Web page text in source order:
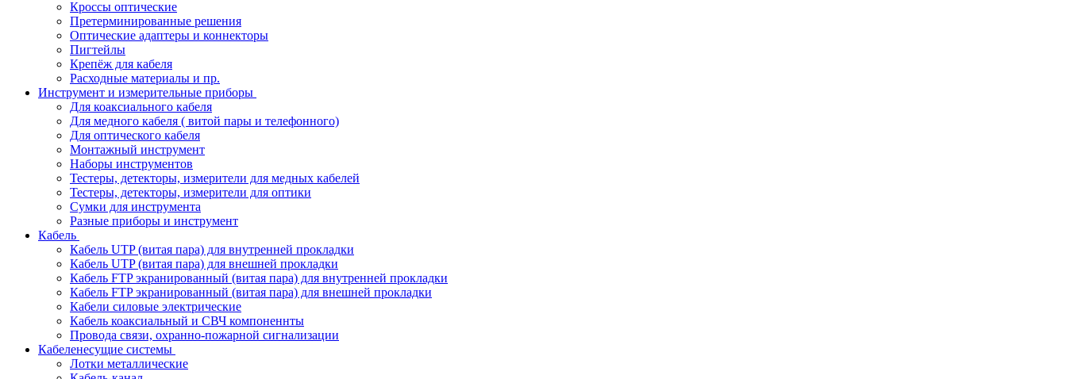
Кроссы оптические
Претерминированные решения
Оптические адаптеры и коннекторы
Пигтейлы
Крепёж для кабеля
Расходные материалы и пр.
Инструмент и измерительные приборы
Для коаксиального кабеля
Для медного кабеля ( витой пары и телефонного)
Для оптического кабеля
Монтажный инструмент
Наборы инструментов
Тестеры, детекторы, измерители для медных кабелей
Тестеры, детекторы, измерители для оптики
Сумки для инструмента
Разные приборы и инструмент
Кабель
Кабель UTP (витая пара) для внутренней прокладки
Кабель UTP (витая пара) для внешней прокладки
Кабель FTP экранированный (витая пара) для внутренней прокладки
Кабель FTP экранированный (витая пара) для внешней прокладки
Кабели силовые электрические
Кабель коаксиальный и СВЧ компоненнты
Провода связи, охранно-пожарной сигнализации
Кабеленесущие системы
Лотки металлические